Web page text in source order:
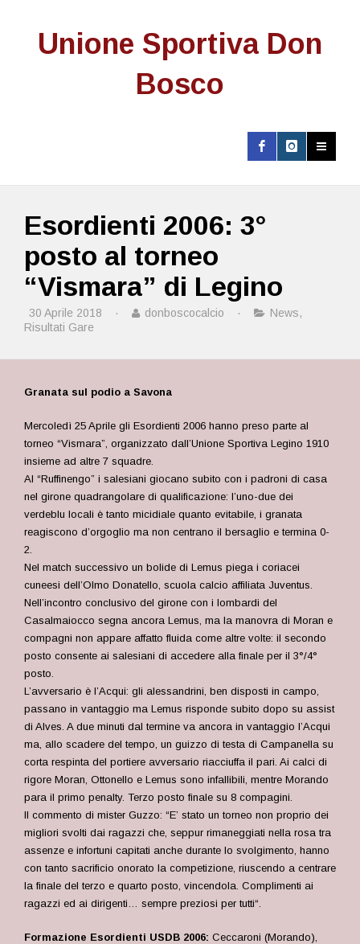
Unione Sportiva Don
Bosco
Esordienti 2006: 3°
posto al torneo
“Vismara” di Legino
30 Aprile 2018 · donboscocalcio · News,
Risultati Gare
Granata sul podio a Savona
Mercoledì 25 Aprile gli Esordienti 2006 hanno preso parte al
torneo “Vismara”, organizzato dall’Unione Sportiva Legino 1910
insieme ad altre 7 squadre.
Al “Ruffinengo” i salesiani giocano subito con i padroni di casa
nel girone quadrangolare di qualificazione: l’uno-due dei
verdeblu locali è tanto micidiale quanto evitabile, i granata
reagiscono d’orgoglio ma non centrano il bersaglio e termina 0-
2.
Nel match successivo un bolide di Lemus piega i coriacei
cuneesi dell’Olmo Donatello, scuola calcio affiliata Juventus.
Nell’incontro conclusivo del girone con i lombardi del
Casalmaiocco segna ancora Lemus, ma la manovra di Moran e
compagni non appare affatto fluida come altre volte: il secondo
posto consente ai salesiani di accedere alla finale per il 3°/4°
posto.
L’avversario è l’Acqui: gli alessandrini, ben disposti in campo,
passano in vantaggio ma Lemus risponde subito dopo su assist
di Alves. A due minuti dal termine va ancora in vantaggio l’Acqui
ma, allo scadere del tempo, un guizzo di testa di Campanella su
corta respinta del portiere avversario riacciuffa il pari. Ai calci di
rigore Moran, Ottonello e Lemus sono infallibili, mentre Morando
para il primo penalty. Terzo posto finale su 8 compagini.
Il commento di mister Guzzo: “E’ stato un torneo non proprio dei
migliori svolti dai ragazzi che, seppur rimaneggiati nella rosa tra
assenze e infortuni capitati anche durante lo svolgimento, hanno
con tanto sacrificio onorato la competizione, riuscendo a centrare
la finale del terzo e quarto posto, vincendola. Complimenti ai
ragazzi ed ai dirigenti… sempre preziosi per tutti“.
Formazione Esordienti USDB 2006: Ceccaroni (Morando),